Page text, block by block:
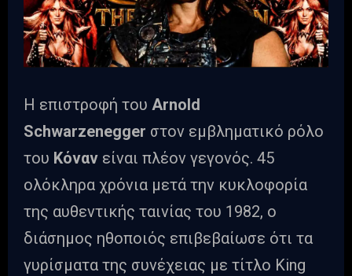
Η επιστροφή του Arnold
Schwarzenegger στον εμβληματικό ρόλο
του Κόναν είναι πλέον γεγονός. 45
ολόκληρα χρόνια μετά την κυκλοφορία
της αυθεντικής ταινίας του 1982, ο
διάσημος ηθοποιός επιβεβαίωσε ότι τα
γυρίσματα της συνέχειας με τίτλο King